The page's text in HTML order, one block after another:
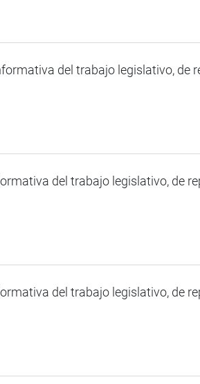
del trabajo legislativo, de
del trabajo legislativo, de
del trabajo legislativo, de